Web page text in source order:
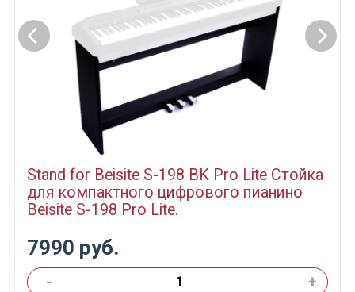
Stand for Beisite S-198 BK Pro Lite Стойка
для компактного цифрового пианино
Beisite S-198 Pro Lite.
7990 руб.
- +